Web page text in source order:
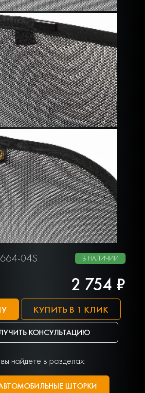
04S В НАЛИЧИИ
2 754 ₽
КУПИТЬ В 1 КЛИК
КОНСУЛЬТАЦИЮ
найдете в разделах:
ШТОРКИ